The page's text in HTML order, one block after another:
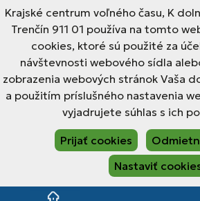
Krajské centrum voľného času, K
Trenčín 911 01 používa na tomto
cookies, ktoré sú použité za
návštevnosti webového sídla
zobrazenia webových stránok Vaša
a použitím príslušného nastavenia
vyjadrujete súhlas s ich
Prijať cookies
Nastaviť